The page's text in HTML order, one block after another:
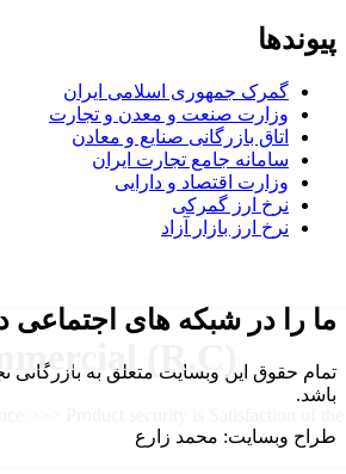
(R.C)
پیوندها
گمرک جمهوری اسلامی ایران
وزارت صنعت و معدن و تجارت
اتاق بازرگانی صنایع و معادن
سامانه جامع تجارت ایران
وزارت اقتصاد و دارایی
نرخ ارز گمرکی
نرخ ارز بازار آزاد
ما را در شبکه های اجتماعی
تمام حقوق این وبسایت متعلق به بازرگانی
باشد.
طراح وبسایت: محمد زارع